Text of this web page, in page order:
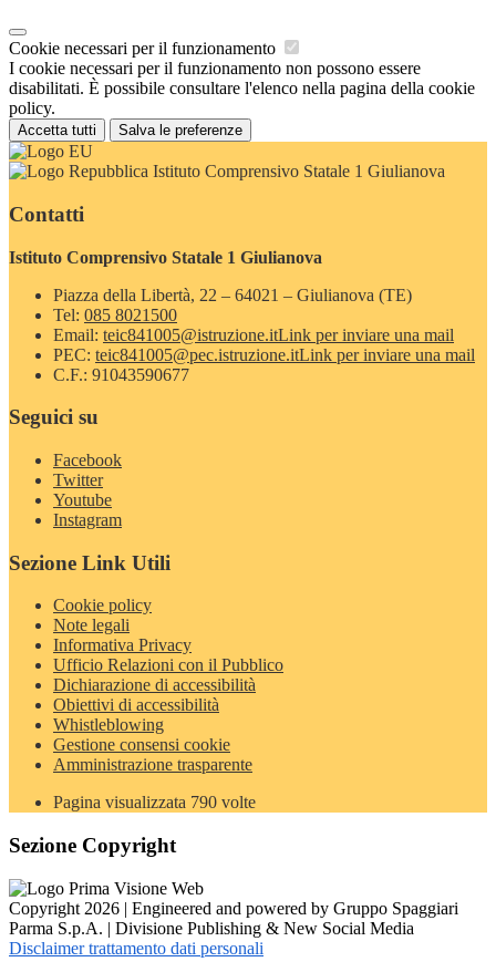
Cookie necessari per il funzionamento
I cookie necessari per il funzionamento non possono essere
disabilitati. È possibile consultare l'elenco nella pagina della cookie
policy.
Accetta tutti Salva le preferenze
Istituto Comprensivo Statale 1 Giulianova
Contatti
Istituto Comprensivo Statale 1 Giulianova
Piazza della Libertà, 22 – 64021 – Giulianova (TE)
Tel: 085 8021500
Email: teic841005@istruzione.itLink per inviare una mail
PEC: teic841005@pec.istruzione.itLink per inviare una mail
C.F.: 91043590677
Seguici su
Facebook
Twitter
Youtube
Instagram
Sezione Link Utili
Cookie policy
Note legali
Informativa Privacy
Ufficio Relazioni con il Pubblico
Dichiarazione di accessibilità
Obiettivi di accessibilità
Whistleblowing
Gestione consensi cookie
Amministrazione trasparente
Pagina visualizzata 790 volte
Sezione Copyright
Copyright 2026 | Engineered and powered by Gruppo Spaggiari
Parma S.p.A. | Divisione Publishing & New Social Media
Disclaimer trattamento dati personali